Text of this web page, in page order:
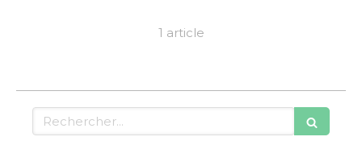
1 article
Rechercher